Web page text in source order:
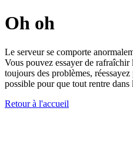
Oh oh
Le serveur se comporte
Vous pouvez essayer de
toujours des problèmes,
possible pour que tout rentre dans
Retour à l'accueil